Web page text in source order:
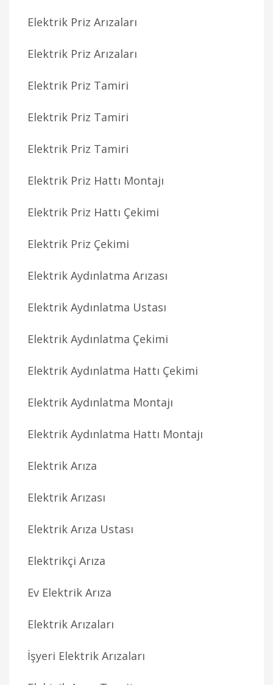
Elektrik Priz Arızaları
Elektrik Priz Arızaları
Elektrik Priz Tamiri
Elektrik Priz Tamiri
Elektrik Priz Tamiri
Elektrik Priz Hattı Montajı
Elektrik Priz Hattı Çekimi
Elektrik Priz Çekimi
Elektrik Aydınlatma Arızası
Elektrik Aydınlatma Ustası
Elektrik Aydınlatma Çekimi
Elektrik Aydınlatma Hattı Çekimi
Elektrik Aydınlatma Montajı
Elektrik Aydınlatma Hattı Montajı
Elektrik Arıza
Elektrik Arızası
Elektrik Arıza Ustası
Elektrikçi Arıza
Ev Elektrik Arıza
Elektrik Arızaları
İşyeri Elektrik Arızaları